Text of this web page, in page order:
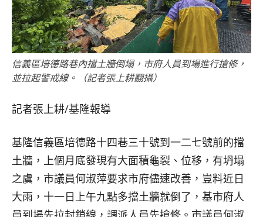
信義區培德路巷內擋土牆倒塌，市府人員到場進行搶修，
並拉起警戒線。（記者張上耕翻攝）
記者張上耕∕基隆報導
基隆信義區培德路十四巷三十號到一二七號前的擋
土牆，上個月底發現有大面積龜裂、位移，有坍塌
之虞，市議員何淑萍要求市府儘速改善，豈料近日
大雨，十一日上午九點多擋土牆就倒了，基市府人